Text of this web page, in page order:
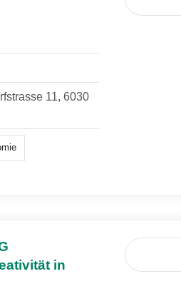
11, 6030
in